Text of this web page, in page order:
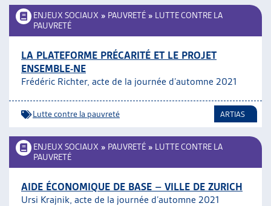
ENJEUX SOCIAUX » PAUVRETÉ » LUTTE CONTRE LA
PAUVRETÉ
LA PLATEFORME PRÉCARITÉ ET LE PROJET
ENSEMBLE-NE
Frédéric Richter, acte de la journée d’automne 2021
Lutte contre la pauvreté ARTIAS
ENJEUX SOCIAUX » PAUVRETÉ » LUTTE CONTRE LA
PAUVRETÉ
AIDE ÉCONOMIQUE DE BASE – VILLE DE ZURICH
Ursi Krajnik, acte de la journée d’automne 2021